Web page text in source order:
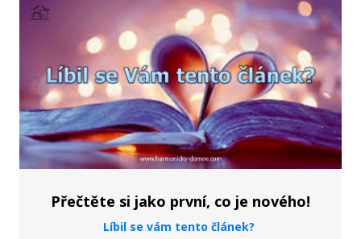
Přečtěte si jako první, co je nového!
Líbil se vám tento článek?